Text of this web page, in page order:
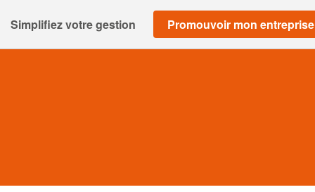
Simplifiez votre gestion Promouvoir mon entreprise